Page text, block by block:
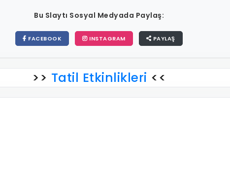
Bu Slaytı Sosyal Medyada Paylaş:
FACEBOOK INSTAGRAM PAYLAŞ
>> Tatil Etkinlikleri <<